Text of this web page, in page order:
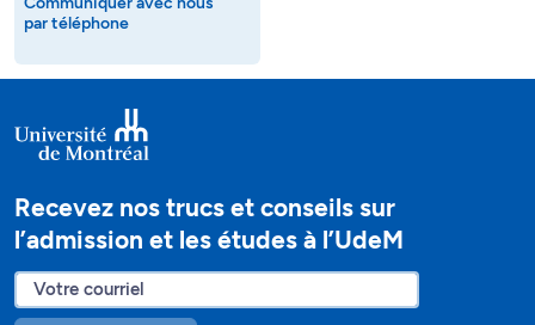
par téléphone
Recevez nos trucs et conseils sur
l’admission et les études à l’UdeM